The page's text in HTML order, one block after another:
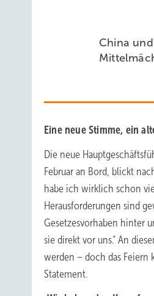
China
Eine neue Stimme, ein
Die neue
Februar an Bord, blickt
habe ich wirklich schon
Herausforderungen sind
Gesetzesvorhaben hinter
sie direkt vor uns.“ An
werden – doch das
Statement.